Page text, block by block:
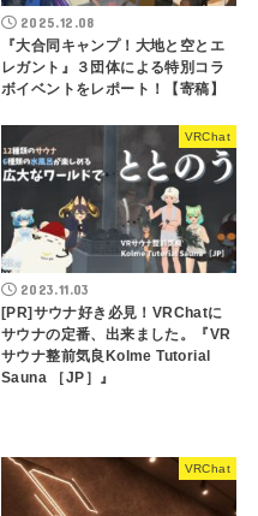
2025.12.08
『大合同キャンプ！大地と空とエ
レガント』３団体による特別コラ
ボイベントをレポート！【寄稿】
VRChat
2023.11.03
[PR]サウナ好き必見！VRChatに
サウナの定番、出来ました。『VR
サウナ整前気良Kolme Tutorial
Sauna ［JP］』
VRChat